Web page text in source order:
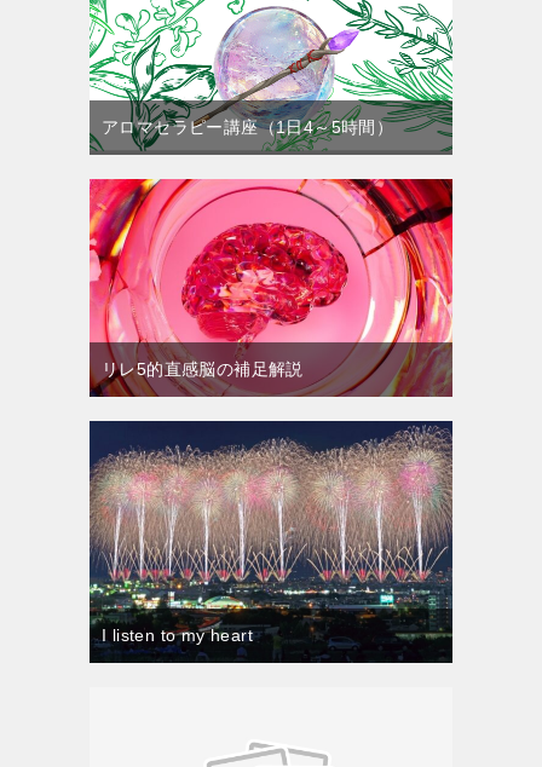
アロマセラピー講座（1日4～5時間）
リレ5的直感脳の補足解説
I listen to my heart